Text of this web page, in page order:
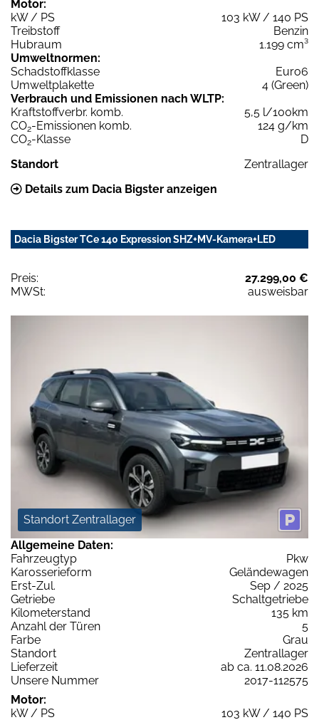
Motor:
kW / PS
103 kW / 140 PS
Treibstoff
Benzin
Hubraum
1.199 cm³
Umweltnormen:
Schadstoffklasse
Euro6
Umweltplakette
4 (Green)
Verbrauch und Emissionen nach WLTP:
Kraftstoffverbr. komb.
5,5 l/100km
CO2-Emissionen komb.
124 g/km
CO2-Klasse
D
Standort
Zentrallager
Details zum Dacia Bigster anzeigen
Dacia Bigster TCe 140 Expression SHZ+MV-Kamera+LED
Preis:
27.299,00 €
MWSt:
ausweisbar
Standort Zentrallager
Allgemeine Daten:
Fahrzeugtyp
Pkw
Karosserieform
Geländewagen
Erst-Zul.
Sep / 2025
Getriebe
Schaltgetriebe
Kilometerstand
135 km
Anzahl der Türen
5
Farbe
Grau
Standort
Zentrallager
Lieferzeit
ab ca. 11.08.2026
Unsere Nummer
2017-112575
Motor:
kW / PS
103 kW / 140 PS